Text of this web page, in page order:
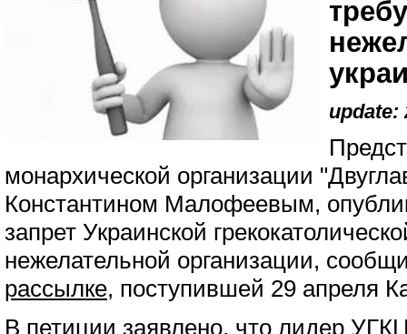
update:
монархической организации
Константином Малофеевым,
запрет Украинской
нежелательной организации,
рассылке, поступившей 29 апреля
В петиции заявлено, что лидер